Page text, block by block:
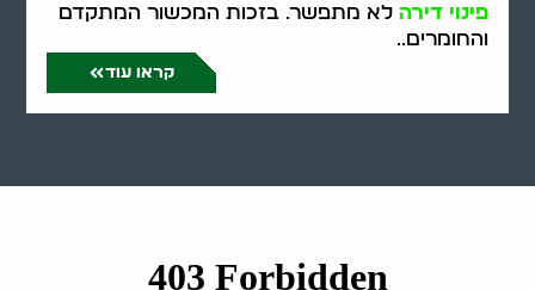
פינוי דירה לא מתפשר. בזכות המכשור המתקדם
והחומרים..
קראו עוד